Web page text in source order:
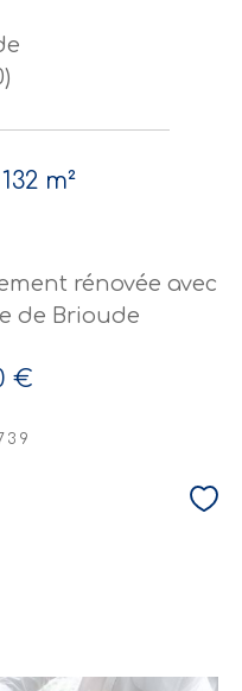
m²
rénovée avec
de Brioude
€